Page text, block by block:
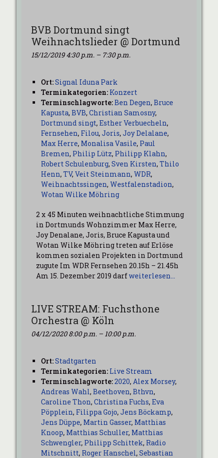
BVB Dortmund singt
Weihnachtslieder @ Dortmund
15/12/2019 4:30 p.m. – 7:30 p.m.
Ort:Signal Iduna Park
Terminkategorien: Konzert
Terminschlagworte:Ben Degen, Bruce
Kapusta, BVB, Christian Samosny,
Dortmund singt, Esther Verbuecheln,
Fernsehen, Filou, Joris, Joy Delalane,
Max Herre, Monalisa Vasile, Paul
Bremen, Philip Lütz, Philipp Klahn,
Robert Schulenburg, Sven Kirsten, Thilo
Henn, TV, Veit Steinmann, WDR,
Weihnachtssingen, Westfalenstadion,
Wotan Wilke Möhring
2 x 45 Minuten weihnachtliche Stimmung
in Dortmunds Wohnzimmer Max Herre,
Joy Denalane, Joris, Bruce Kapusta und
Wotan Wilke Möhring treten auf Erlöse
kommen sozialen Projekten in Dortmund
zugute Im WDR Fernsehen 20.15h – 21.45h
Am 15. Dezember 2019 darfweiterlesen…
LIVE STREAM: Fuchsthone
Orchestra @ Köln
04/12/2020 8:00 p.m. – 10:00 p.m.
Ort:Stadtgarten
Terminkategorien: Live Stream
Terminschlagworte:2020, Alex Morsey,
Andreas Wahl, Beethoven, Bthvn,
Caroline Thon, Christina Fuchs, Eva
Pöpplein, Filippa Gojo, Jens Böckamp,
Jens Düppe, Martin Gasser, Matthias
Knoop, Matthias Schuller, Matthias
Schwengler, Philipp Schittek, Radio
Mitschnitt, Roger Hanschel, Sebastian